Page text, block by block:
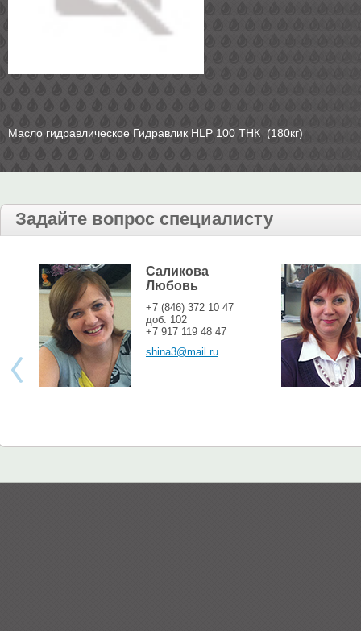
Масло гидравлическое Гидравлик HLP 100 ТНК (180кг)
Задайте вопрос специалисту
Саликова
Любовь
+7 (846) 372 10 47
доб. 102
+7 917 119 48 47
shina3@mail.ru